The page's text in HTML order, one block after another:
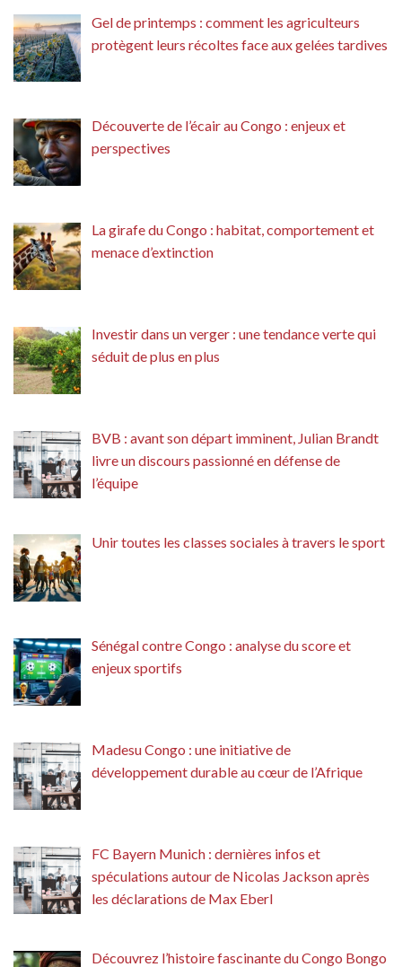
Gel de printemps : comment les agriculteurs
protègent leurs récoltes face aux gelées tardives
Découverte de l’écair au Congo : enjeux et
perspectives
La girafe du Congo : habitat, comportement et
menace d’extinction
Investir dans un verger : une tendance verte qui
séduit de plus en plus
BVB : avant son départ imminent, Julian Brandt
livre un discours passionné en défense de
l’équipe
Unir toutes les classes sociales à travers le sport
Sénégal contre Congo : analyse du score et
enjeux sportifs
Madesu Congo : une initiative de
développement durable au cœur de l’Afrique
FC Bayern Munich : dernières infos et
spéculations autour de Nicolas Jackson après
les déclarations de Max Eberl
Découvrez l’histoire fascinante du Congo Bongo